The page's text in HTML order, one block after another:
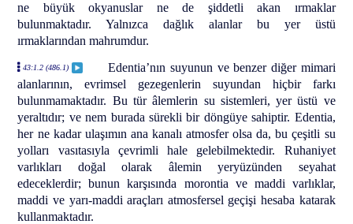
ne büyük okyanuslar ne de şiddetli akan ırmaklar
bulunmaktadır. Yalnızca dağlık alanlar bu yer üstü
ırmaklarından mahrumdur.
43:1.2 (486.1)
Edentia’nın suyunun ve benzer diğer mimari
alanlarının, evrimsel gezegenlerin suyundan hiçbir farkı
bulunmamaktadır. Bu tür âlemlerin su sistemleri, yer üstü ve
yeraltıdır; ve nem burada sürekli bir döngüye sahiptir. Edentia,
her ne kadar ulaşımın ana kanalı atmosfer olsa da, bu çeşitli su
yolları vasıtasıyla çevrimli hale gelebilmektedir. Ruhaniyet
varlıkları doğal olarak âlemin yeryüzünden seyahat
edeceklerdir; bunun karşısında morontia ve maddi varlıklar,
maddi ve yarı-maddi araçları atmosfersel geçişi hesaba katarak
kullanmaktadır.